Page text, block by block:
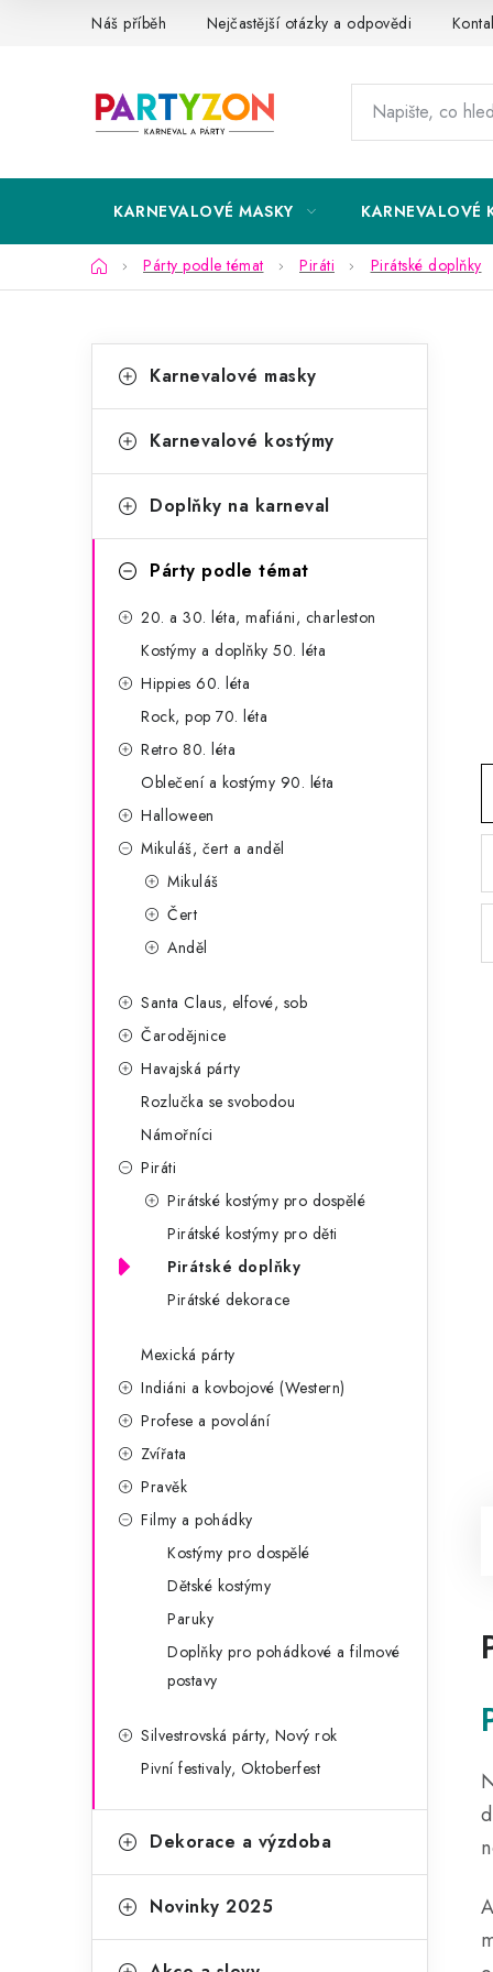
Náš příběh Nejčastější otázky a odpovědi
KARNEVALOVÉ MASKY KARNEVALOVÉ
DomůPárty podle témat Piráti Pirátské doplňky
o
t
r
kategorie
a
e
o
Karnevalové masky
Karnevalové kostýmy
Doplňky na karneval
Párty podle témat
20. a 30. léta, mafiáni, charleston
Kostýmy a doplňky 50. léta
Hippies 60. léta
Rock, pop 70. léta
Retro 80. léta
Oblečení a kostýmy 90. léta
Halloween
Mikuláš, čert a anděl
Mikuláš
Čert
Anděl
Santa Claus, elfové, sob
Čarodějnice
Havajská párty
Rozlučka se svobodou
Námořníci
Piráti
Pirátské kostýmy pro dospělé
Pirátské kostýmy pro děti
Pirátské doplňky
Pirátské dekorace
Mexická párty
Indiáni a kovbojové (Western)
Profese a povolání
Zvířata
Pravěk
Filmy a pohádky
Kostýmy pro dospělé
Dětské kostýmy
Paruky
Doplňky pro pohádkové a filmové
postavy
Silvestrovská párty, Nový rok
Pivní festivaly, Oktoberfest
Dekorace a výzdoba
Novinky 2025